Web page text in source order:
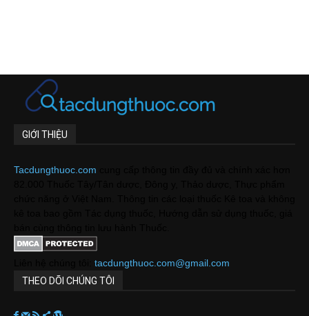
GIỚI THIỆU
Tacdungthuoc.com
tacdungthuoc.com@gmail.com
THEO DÕI CHÚNG TÔI